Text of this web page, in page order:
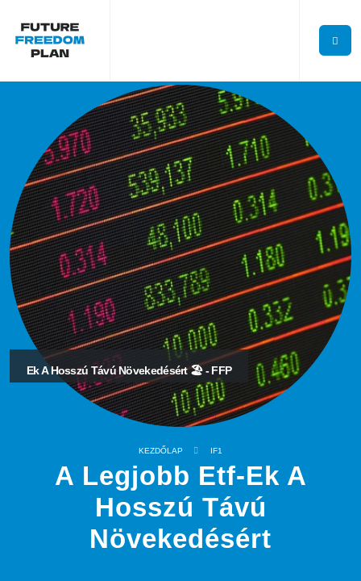
Ek A Hosszú Távú Növekedésért 🏖️ - FFP
KEZDŐLAP IF1
A Legjobb Etf-Ek A
Hosszú Távú
Növekedésért